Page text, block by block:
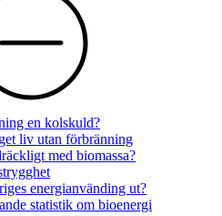
en kolskuld?
liv utan förbränning
med biomassa?
energianvänding ut?
statistik om bioenergi